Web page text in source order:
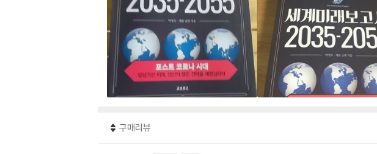
구매리뷰